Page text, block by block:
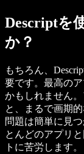
Descriptを
か？
もちろん、
要です。最高の
かもしれません
と、まるで画期
問題は簡単に見
とんどのアプリ
トに苦労します